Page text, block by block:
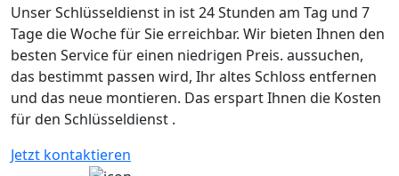
Unser Schlüsseldienst in ist 24 Stunden am Tag und 7
Tage die Woche für Sie erreichbar. Wir bieten Ihnen den
besten Service für einen niedrigen Preis. aussuchen,
das bestimmt passen wird, Ihr altes Schloss entfernen
und das neue montieren. Das erspart Ihnen die Kosten
für den Schlüsseldienst .
Jetzt kontaktieren